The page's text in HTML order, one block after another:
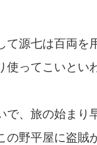
て源七は百両を
使ってこいとい
で、旅の始まり
の野平屋に盗賊